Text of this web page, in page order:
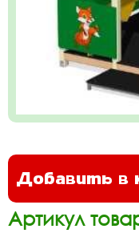
Добавить в
Артикул